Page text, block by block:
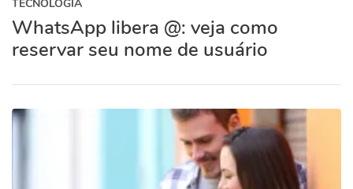
TECNOLOGIA
WhatsApp libera @: veja como
reservar seu nome de usuário